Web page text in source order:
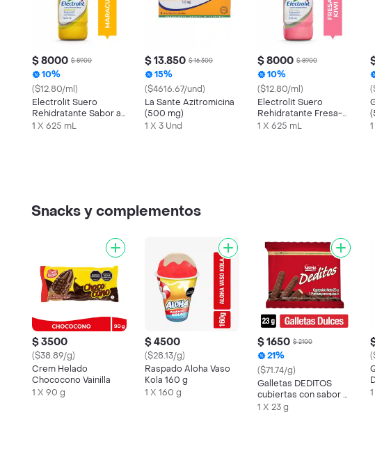
$ 8000 $ 8900
10%
($12.80/ml)
Electrolit Suero
Rehidratante Sabor a
Maracuyá
1 X 625 mL
$ 13.850 $ 16.300
15%
($4616.67/und)
La Sante Azitromicina
(500 mg)
1 X 3 Und
$ 8000 $ 8900
10%
($12.80/ml)
Electrolit Suero
Rehidratante Fresa-
Kiwi
1 X 625 mL
Snacks y complementos
$ 3500
($38.89/g)
Crem Helado
Chococono Vainilla
1 X 90 g
$ 4500
($28.13/g)
Raspado Aloha Vaso
Kola 160 g
1 X 160 g
$ 1650 $ 2100
21%
($71.74/g)
Galletas DEDITOS
cubiertas con sabor a
chocolate x 23g
1 X 23 g